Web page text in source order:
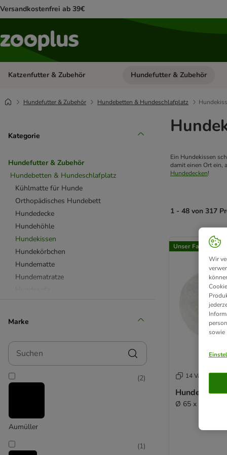
Versandkostenfrei ab 39€
Katzenfutter & Zubehör Kategorie-Menü öffnen:
Hundefutter & Zubehör
Hundefutter & Zubehör Hundebetten & Hundeschlafplatz
Kategorie
Hundefutter & Zubehör
Hundebetten & Hundeschlafplatz
Kühlmatte für Hunde
Orthopädisches Hundebett
Hundedecke
Hundehöhle
Hundekissen
Hundekörbchen
Hundematte
Hundematratze
aus Kunstfasern
aus Kunstleder
aus Memory Foam
Hundebett XXL
für mittelgroße Hunde
Marke
Suchen
Aumüller
(2)
(1)
Ein Hundekissen
damit einen Ort ein,
Hundedecken!
1 - 48 von 317
product items
Unser Favorit
14 Varianten
Hundebett
Ø 65 x H 20 cm
Wir
sowie